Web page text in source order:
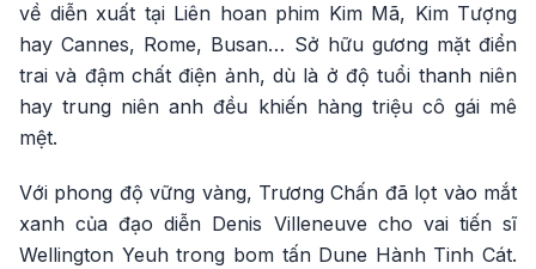
về diễn xuất tại Liên hoan phim Kim Mã, Kim Tượng
hay Cannes, Rome, Busan… Sở hữu gương mặt điển
trai và đậm chất điện ảnh, dù là ở độ tuổi thanh niên
hay trung niên anh đều khiến hàng triệu cô gái mê
mệt.
Với phong độ vững vàng, Trương Chấn đã lọt vào mắt
xanh của đạo diễn Denis Villeneuve cho vai tiến sĩ
Wellington Yeuh trong bom tấn Dune Hành Tinh Cát.